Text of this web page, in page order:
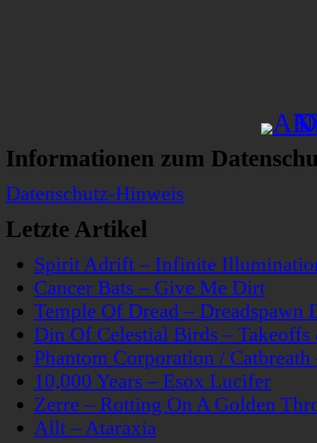
Informationen zum
Datenschutz-Hinweis
Letzte Artikel
Spirit Adrift – Infinite
Cancer Bats – Give Me Dirt
Temple Of Dread – Dreadspawn
Din Of Celestial Birds –
Phantom Corporation /
10,000 Years – Esox Lucifer
Zerre – Rotting On A Golden
Allt – Ataraxia